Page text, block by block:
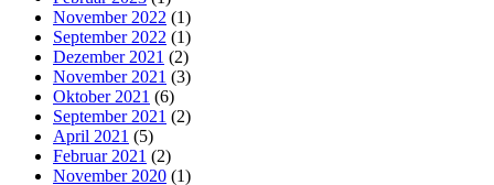
November 2022 (1)
September 2022 (1)
Dezember 2021 (2)
November 2021 (3)
Oktober 2021 (6)
September 2021 (2)
April 2021 (5)
Februar 2021 (2)
November 2020 (1)